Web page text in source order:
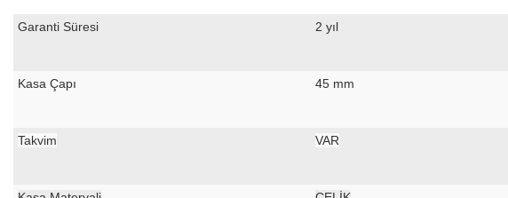
Garanti Süresi 2 yıl
Kasa Çapı 45 mm
Takvim VAR